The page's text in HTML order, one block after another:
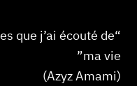
que j’ai écouté de
ma vie”
(Azyz Amami)